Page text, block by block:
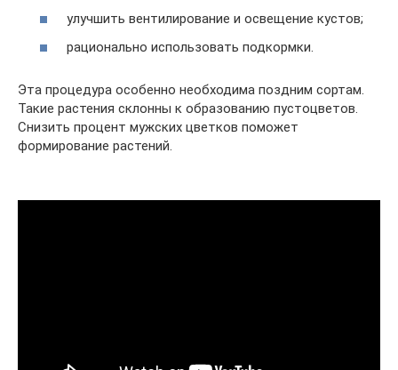
улучшить вентилирование и освещение кустов;
рационально использовать подкормки.
Эта процедура особенно необходима поздним сортам.
Такие растения склонны к образованию пустоцветов.
Снизить процент мужских цветков поможет
формирование растений.